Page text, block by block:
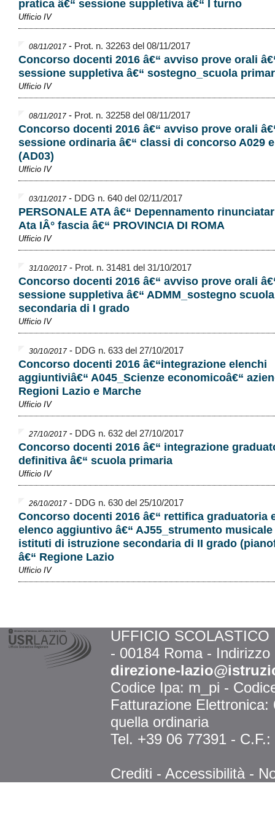
pratica â€“ sessione suppletiva â€“ I turno
Ufficio IV
08/11/2017 - Prot. n. 32263 del 08/11/2017
Concorso docenti 2016 â€“ avviso prove orali
sessione suppletiva â€“ sostegno_scuola
Ufficio IV
08/11/2017 - Prot. n. 32258 del 08/11/2017
Concorso docenti 2016 â€“ avviso prove orali
sessione ordinaria â€“ classi di concorso A029
(AD03)
Ufficio IV
03/11/2017 - DDG n. 640 del 02/11/2017
PERSONALE ATA â€“ Depennamento
Ata IÂ° fascia â€“ PROVINCIA DI ROMA
Ufficio IV
31/10/2017 - Prot. n. 31481 del 31/10/2017
Concorso docenti 2016 â€“ avviso prove orali
sessione suppletiva â€“ ADMM_sostegno scuola
secondaria di I grado
Ufficio IV
30/10/2017 - DDG n. 633 del 27/10/2017
Concorso docenti 2016 â€“integrazione elenchi
aggiuntiviâ€“ A045_Scienze economicoâ€“
Regioni Lazio e Marche
Ufficio IV
27/10/2017 - DDG n. 632 del 27/10/2017
Concorso docenti 2016 â€“ integrazione
definitiva â€“ scuola primaria
Ufficio IV
26/10/2017 - DDG n. 630 del 25/10/2017
Concorso docenti 2016 â€“ rettifica graduatoria
elenco aggiuntivo â€“ AJ55_strumento
istituti di istruzione secondaria di II grado
â€“ Regione Lazio
Ufficio IV
UFFICIO
- 00184 Roma -
direzione-
Codice Ipa: m_pi -
Fatturazione
quella ordinaria
Tel. +39 06 77391 -
Crediti - Accessibilità -